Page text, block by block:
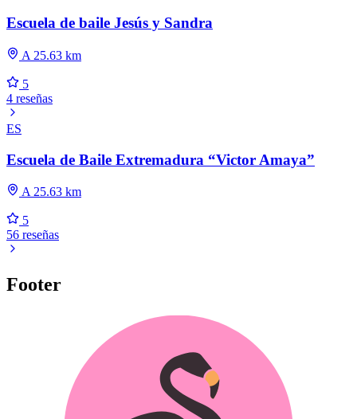
Escuela de baile Jesús y Sandra
A 25.63 km
5
4 reseñas
ES
Escuela de Baile Extremadura “Victor Amaya”
A 25.63 km
5
56 reseñas
Footer